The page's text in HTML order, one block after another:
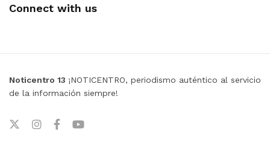
Connect with us
Noticentro 13 ¡NOTICENTRO, periodismo auténtico al servicio
de la información siempre!